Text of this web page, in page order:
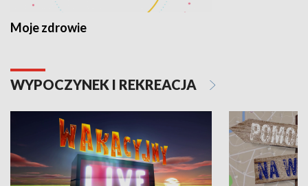
Moje zdrowie
WYPOCZYNEK I REKREACJA